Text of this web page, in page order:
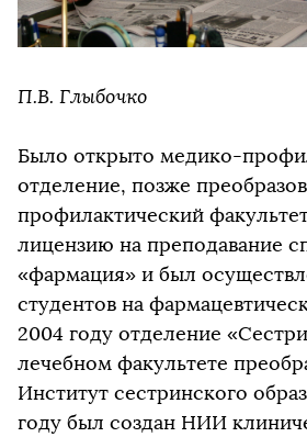
П.В. Глыбочко
Было открыто медико-
отделение, позже
профилактический
лицензию на преподавание
«фармация» и был
студентов на
2004 году отделение
лечебном факультете
Институт сестринского
году был создан НИИ